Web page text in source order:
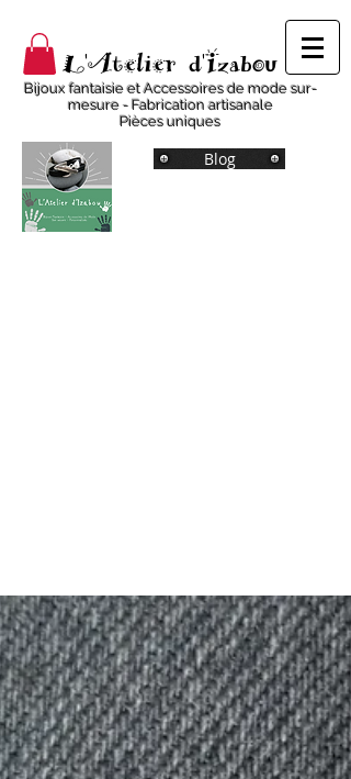
L'Atelier d'Izabou
Bijoux fantaisie et Accessoires de mode sur-
mesure - Fabrication artisanale
Pièces uniques
Blog